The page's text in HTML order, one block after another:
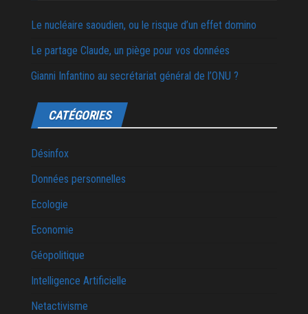
Le nucléaire saoudien, ou le risque d’un effet domino
Le partage Claude, un piège pour vos données
Gianni Infantino au secrétariat général de l’ONU ?
CATÉGORIES
Désinfox
Données personnelles
Ecologie
Economie
Géopolitique
Intelligence Artificielle
Netactivisme